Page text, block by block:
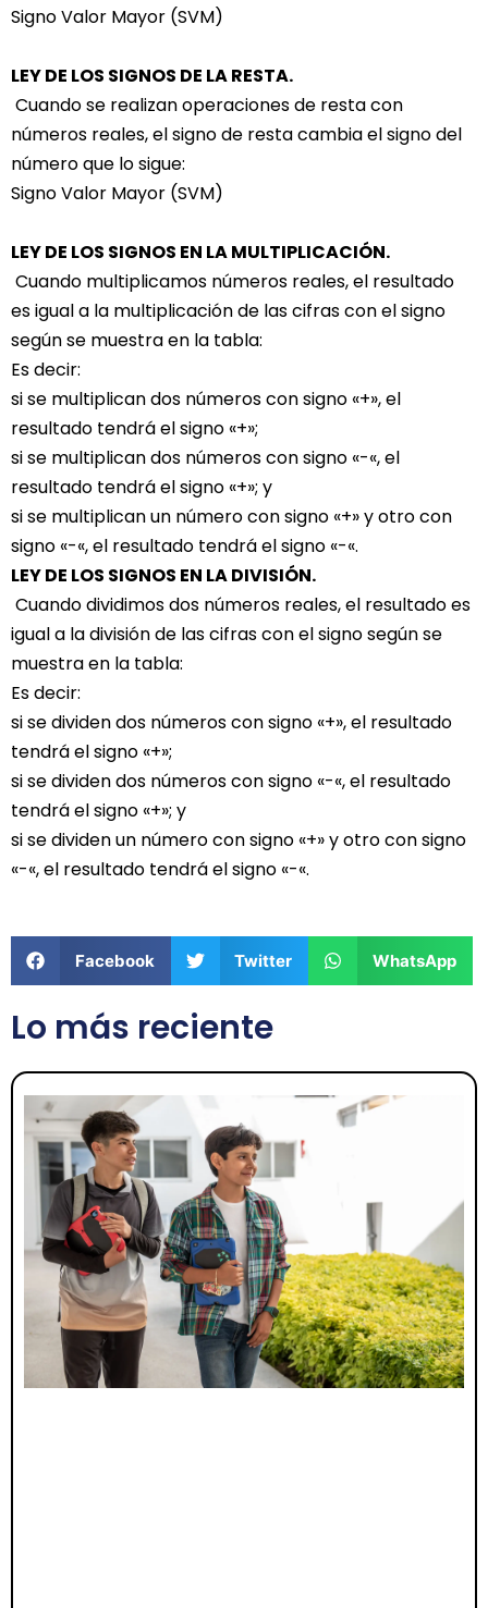
Signo Valor Mayor (SVM)
LEY DE LOS SIGNOS DE LA RESTA.
Cuando se realizan operaciones de resta con
números reales, el signo de resta cambia el signo del
número que lo sigue:
Signo Valor Mayor (SVM)
LEY DE LOS SIGNOS EN LA MULTIPLICACIÓN.
Cuando multiplicamos números reales, el resultado
es igual a la multiplicación de las cifras con el signo
según se muestra en la tabla:
Es decir:
si se multiplican dos números con signo «+», el
resultado tendrá el signo «+»;
si se multiplican dos números con signo «-«, el
resultado tendrá el signo «+»; y
si se multiplican un número con signo «+» y otro con
signo «-«, el resultado tendrá el signo «-«.
LEY DE LOS SIGNOS EN LA DIVISIÓN.
Cuando dividimos dos números reales, el resultado es
igual a la división de las cifras con el signo según se
muestra en la tabla:
Es decir:
si se dividen dos números con signo «+», el resultado
tendrá el signo «+»;
si se dividen dos números con signo «-«, el resultado
tendrá el signo «+»; y
si se dividen un número con signo «+» y otro con signo
«-«, el resultado tendrá el signo «-«.
Facebook Twitter WhatsApp
Lo más reciente